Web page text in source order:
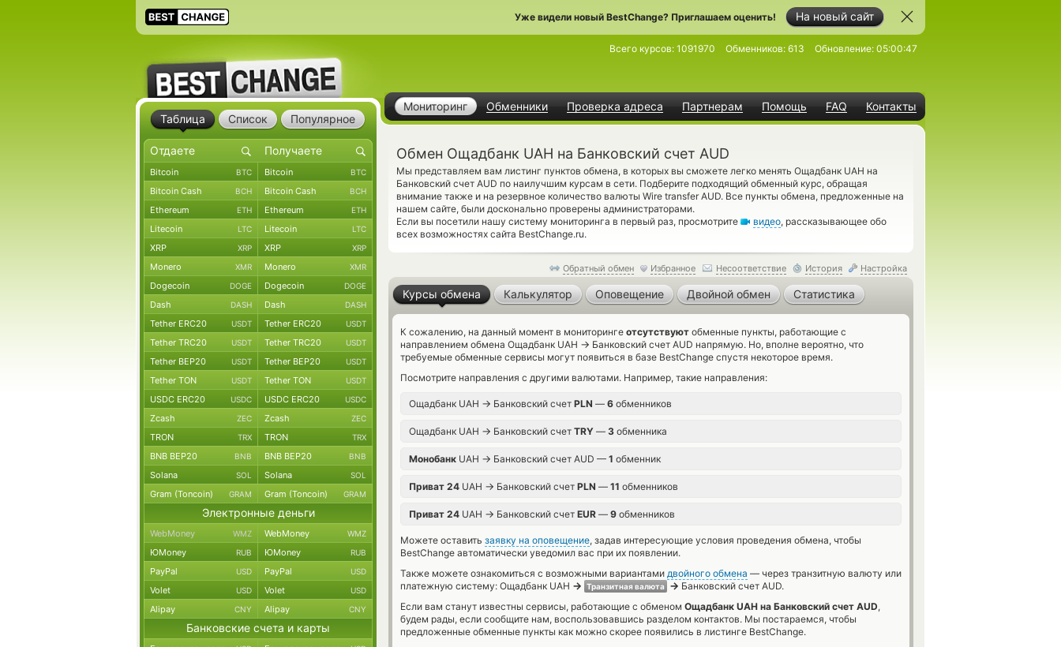
На новый сайт
Уже видели новый BestChange? Приглашаем оценить!
Мониторинг Обменники Проверка адреса Партнерам Помощь FAQ Контакты
Всего курсов: 1091970 Обменников: 613 Обновление: 05:00:47
Обмен Ощадбанк UAH на Банковский счет AUD
Мы представляем вам листинг пунктов обмена, в которых вы сможете легко менять Ощадбанк UAH на
Банковский счет AUD по наилучшим курсам в сети. Подберите подходящий обменный курс, обращая
внимание также и на резервное количество валюты Wire transfer AUD. Все пункты обмена, предложенные на
нашем сайте, были досконально проверены администраторами.
Если вы посетили нашу систему мониторинга в первый раз, просмотрите
видео, рассказывающее обо
всех возможностях сайта BestChange.ru.
Обратный обмен Избранное Несоответствие История Настройка
Курсы обмена Калькулятор Оповещение Двойной обмен Статистика
К сожалению, на данный момент в мониторинге отсутствуют обменные пункты, работающие с
направлением обмена Ощадбанк UAH → Банковский счет AUD напрямую. Но, вполне вероятно, что
требуемые обменные сервисы могут появиться в базе BestChange спустя некоторое время.
Посмотрите направления с другими валютами. Например, такие направления:
Ощадбанк UAH → Банковский счет PLN — 6 обменников
Ощадбанк UAH → Банковский счет TRY — 3 обменника
Монобанк UAH → Банковский счет AUD — 1 обменник
Приват 24 UAH → Банковский счет PLN — 11 обменников
Приват 24 UAH → Банковский счет EUR — 9 обменников
Можете оставить заявку на оповещение, задав интересующие условия проведения обмена, чтобы
BestChange автоматически уведомил вас при их появлении.
Также можете ознакомиться с возможными вариантами двойного обмена — через транзитную валюту или
платежную систему: Ощадбанк UAH → Транзитная валюта → Банковский счет AUD.
Если вам станут известны сервисы, работающие с обменом Ощадбанк UAH на Банковский счет AUD,
будем рады, если сообщите нам, воспользовавшись разделом контактов. Мы постараемся, чтобы
предложенные обменные пункты как можно скорее появились в листинге BestChange.
Таблица Список Популярное
Bitcoin BTC Bitcoin BTC
Bitcoin Cash BCH Bitcoin Cash BCH
Ethereum ETH Ethereum ETH
Litecoin LTC Litecoin LTC
XRP XRP XRP XRP
Monero XMR Monero XMR
Dogecoin DOGE Dogecoin DOGE
Dash DASH Dash DASH
Tether ERC20 USDT Tether ERC20 USDT
Tether TRC20 USDT Tether TRC20 USDT
Tether BEP20 USDT Tether BEP20 USDT
Tether TON USDT Tether TON USDT
USDC ERC20 USDC USDC ERC20 USDC
Zcash ZEC Zcash ZEC
TRON TRX TRON TRX
BNB BEP20 BNB BNB BEP20 BNB
Solana SOL Solana SOL
Gram (Toncoin) GRAM Gram (Toncoin) GRAM
Электронные деньги
WebMoney WMZ WebMoney WMZ
ЮMoney RUB ЮMoney RUB
PayPal USD PayPal USD
Volet USD Volet USD
Alipay CNY Alipay CNY
Банковские счета и карты